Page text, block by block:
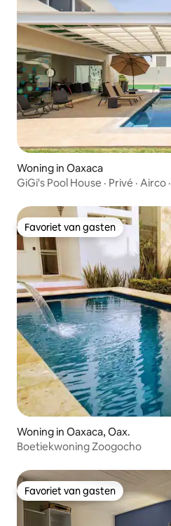
Woning in Oaxaca
GiGi's Pool House · Privé · Airco ·
Favoriet van gasten
Favoriet van gasten
Woning in Oaxaca, Oax.
Boetiekwoning Zoogocho
Favoriet van gasten
Favoriet van gasten